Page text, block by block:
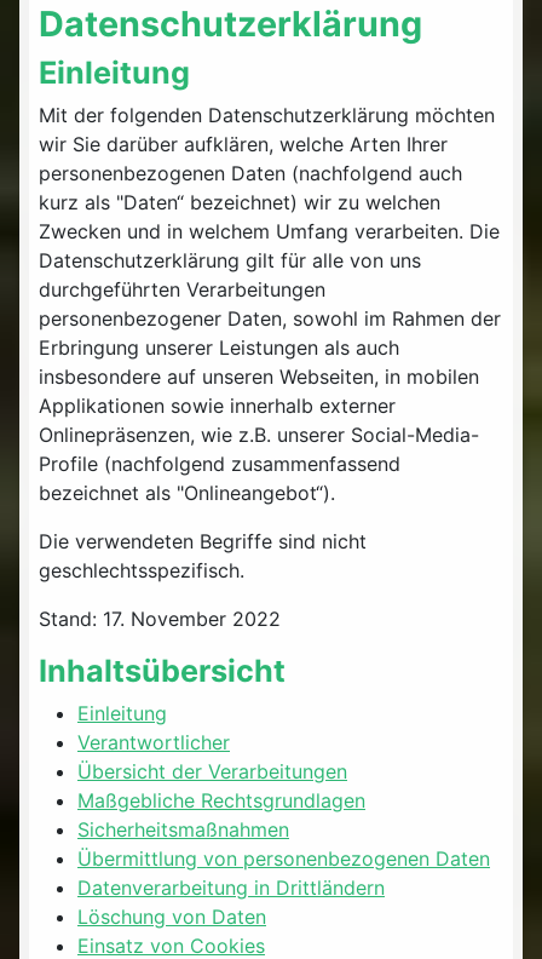
Datenschutzerklärung
Einleitung
Mit der folgenden Datenschutzerklärung möchten
wir Sie darüber aufklären, welche Arten Ihrer
personenbezogenen Daten (nachfolgend auch
kurz als "Daten“ bezeichnet) wir zu welchen
Zwecken und in welchem Umfang verarbeiten. Die
Datenschutzerklärung gilt für alle von uns
durchgeführten Verarbeitungen
personenbezogener Daten, sowohl im Rahmen der
Erbringung unserer Leistungen als auch
insbesondere auf unseren Webseiten, in mobilen
Applikationen sowie innerhalb externer
Onlinepräsenzen, wie z.B. unserer Social-Media-
Profile (nachfolgend zusammenfassend
bezeichnet als "Onlineangebot“).
Die verwendeten Begriffe sind nicht
geschlechtsspezifisch.
Stand: 17. November 2022
Inhaltsübersicht
Einleitung
Verantwortlicher
Übersicht der Verarbeitungen
Maßgebliche Rechtsgrundlagen
Sicherheitsmaßnahmen
Übermittlung von personenbezogenen Daten
Datenverarbeitung in Drittländern
Löschung von Daten
Einsatz von Cookies